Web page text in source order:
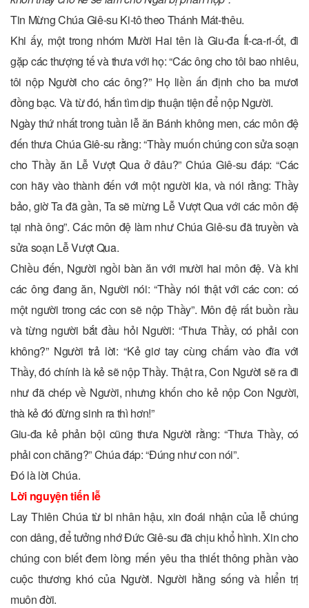
Tin Mừng Chúa Giê-su Ki-tô theo Thánh Mát-thêu.
Khi ấy, một trong nhóm Mười Hai tên là Giu-đa Ít-ca-ri-ốt, đi
gặp các thượng tế và thưa với họ: “Các ông cho tôi bao nhiêu,
tôi nộp Người cho các ông?” Họ liền ấn định cho ba mươi
đồng bạc. Và từ đó, hắn tìm dịp thuận tiện để nộp Người.
Ngày thứ nhất trong tuần lễ ăn Bánh không men, các môn đệ
đến thưa Chúa Giê-su rằng: “Thầy muốn chúng con sửa soạn
cho Thầy ăn Lễ Vượt Qua ở đâu?” Chúa Giê-su đáp: “Các
con hãy vào thành đến với một người kia, và nói rằng: Thầy
bảo, giờ Ta đã gần, Ta sẽ mừng Lễ Vượt Qua với các môn đệ
tại nhà ông”. Các môn đệ làm như Chúa Giê-su đã truyền và
sửa soạn Lễ Vượt Qua.
Chiều đến, Người ngồi bàn ăn với mười hai môn đệ. Và khi
các ông đang ăn, Người nói: “Thầy nói thật với các con: có
một người trong các con sẽ nộp Thầy”. Môn đệ rất buồn rầu
và từng người bắt đầu hỏi Người: “Thưa Thầy, có phải con
không?” Người trả lời: “Kẻ giơ tay cùng chấm vào đĩa với
Thầy, đó chính là kẻ sẽ nộp Thầy. Thật ra, Con Người sẽ ra đi
như đã chép về Người, nhưng khốn cho kẻ nộp Con Người,
thà kẻ đó đừng sinh ra thì hơn!”
Giu-đa kẻ phản bội cũng thưa Người rằng: “Thưa Thầy, có
phải con chăng?” Chúa đáp: “Ðúng như con nói”.
Ðó là lời Chúa.
Lời nguyện tiến lễ
Lay Thiên Chúa từ bi nhân hậu, xin đoái nhận của lễ chúng
con dâng, để tưởng nhớ Ðức Giê-su đã chịu khổ hình. Xin cho
chúng con biết đem lòng mến yêu tha thiết thông phần vào
cuộc thương khó của Người. Người hằng sống và hiển trị
muôn đời.